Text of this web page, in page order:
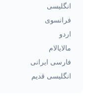
انگلیسی
فرانسوی
اردو
مالایالام
فارسی ایرانی
انگلیسی قدیم